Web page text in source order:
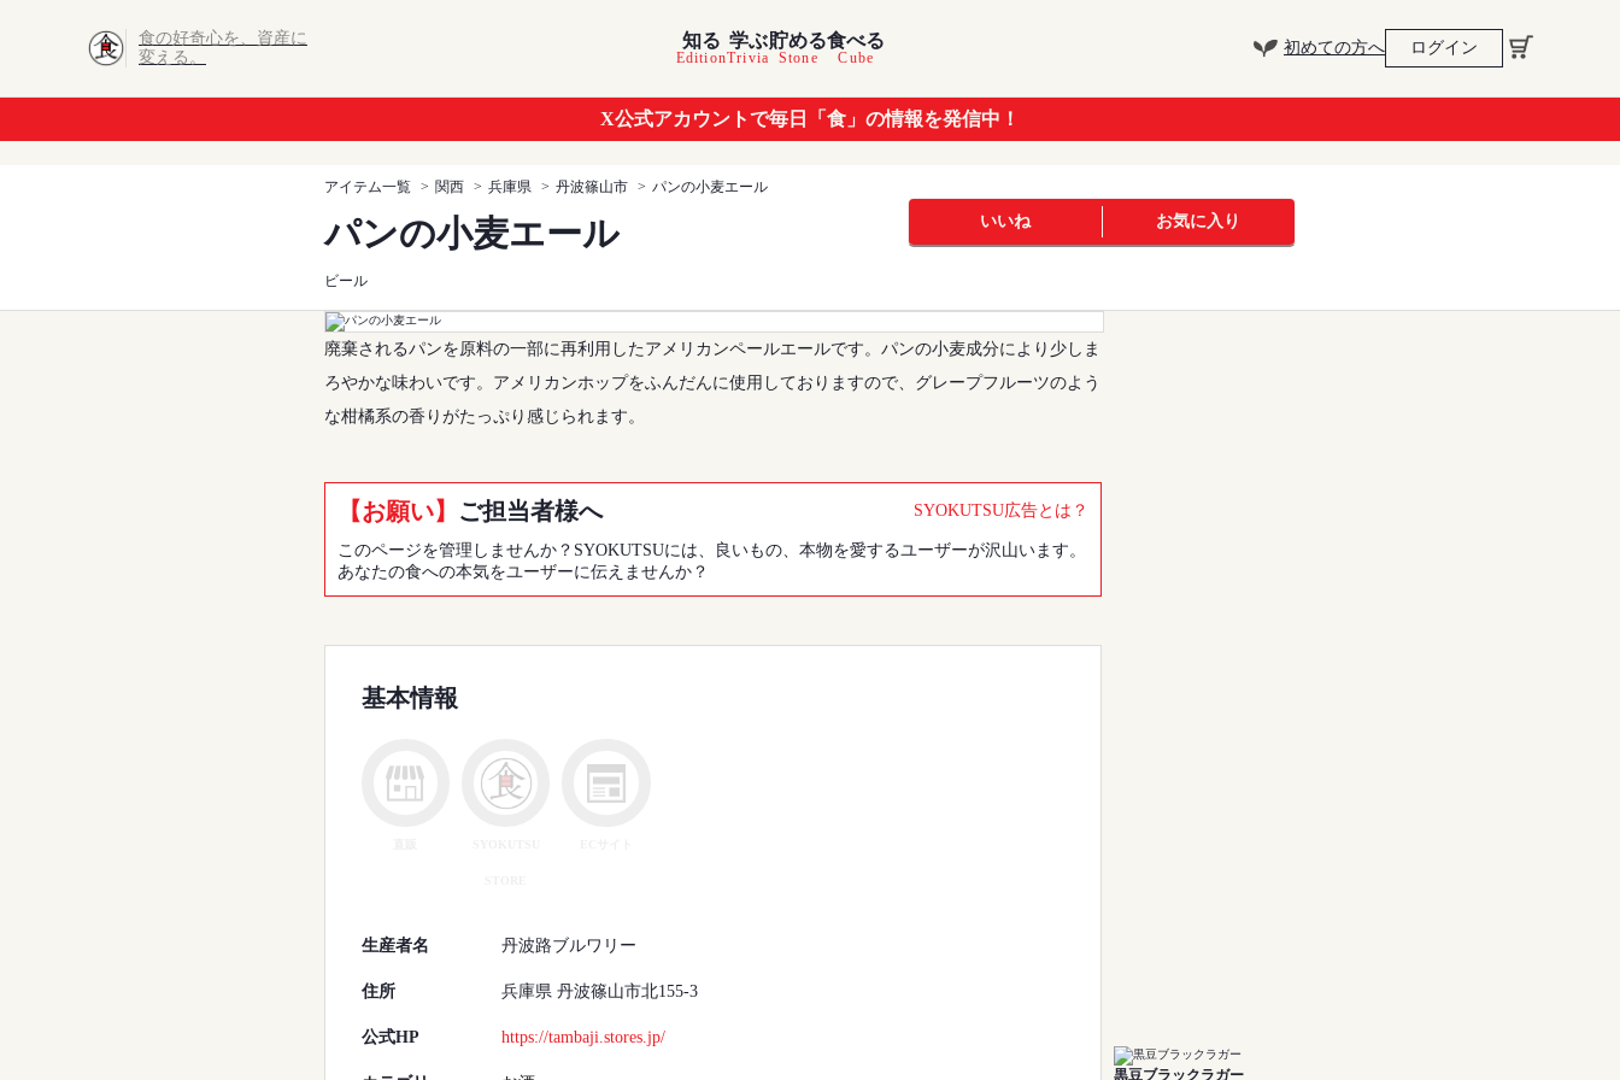
食の好奇心を、資産に
変える。
知る
Edition
学ぶ
Trivia
貯める
Stone
食べる
Cube
初めての方へ ログイン
X公式アカウントで毎日「食」の情報を発信中！
アイテム一覧 関西 兵庫県 丹波篠山市 パンの小麦エール
パンの小麦エール
ビール
いいね お気に入り
廃棄されるパンを原料の一部に再利用したアメリカンペールエールです。パンの小麦成分により少しま
ろやかな味わいです。アメリカンホップをふんだんに使用しておりますので、グレープフルーツのよう
な柑橘系の香りがたっぷり感じられます。
【お願い】 ご担当者様へ SYOKUTSU広告とは？
このページを管理しませんか？SYOKUTSUには、良いもの、本物を愛するユーザーが沢山います。
あなたの食への本気をユーザーに伝えませんか？
基本情報
生産者名 丹波路ブルワリー
住所 兵庫県 丹波篠山市北155-3
公式HP https://tambaji.stores.jp/
黒豆ブラックラガー